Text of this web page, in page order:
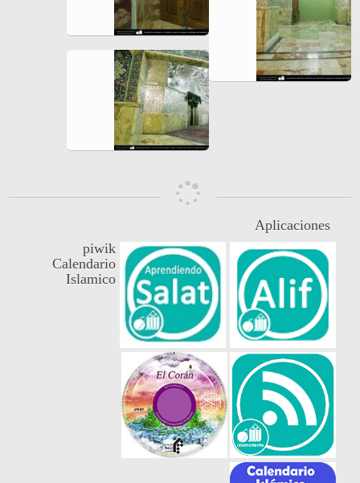
Aplicaciones
piwik
Calendario
Islamico